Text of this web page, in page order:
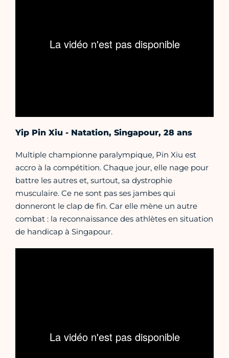
Yip Pin Xiu - Natation, Singapour, 28 ans
Multiple championne paralympique, Pin Xiu est
accro à la compétition. Chaque jour, elle nage pour
battre les autres et, surtout, sa dystrophie
musculaire. Ce ne sont pas ses jambes qui
donneront le clap de fin. Car elle mène un autre
combat : la reconnaissance des athlètes en situation
de handicap à Singapour.